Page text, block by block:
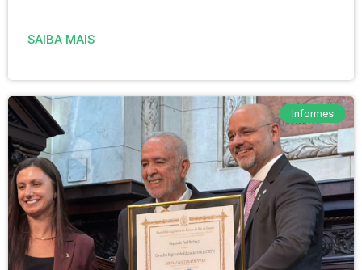
SAIBA MAIS
Informes